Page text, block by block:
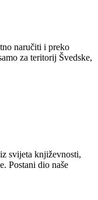
naručiti i preko
za teritorij Švedske,
svijeta književnosti,
Postani dio naše